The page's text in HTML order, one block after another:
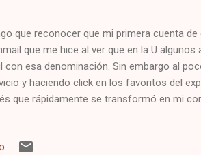
que reconocer que mi primera cuenta
que me hice al ver que en la U
con esa denominación. Sin embargo al
y haciendo click en los favoritos del
que rápidamente se transformó en mi
sólo para entrar al messenger, nunca la